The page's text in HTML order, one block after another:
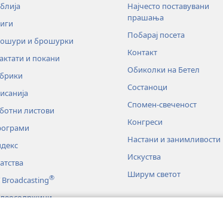
и брошурки
и покани
листови
Broadcasting®
Најчесто поставувани
прашања
Побарај посета
Контакт
Обиколки на Бетел
Состаноци
Спомен-свеченост
Конгреси
Настани и занимливости
Искуства
Ширум светот